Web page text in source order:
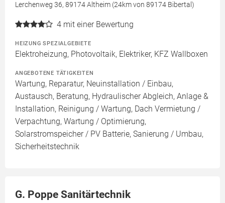
Lerchenweg 36, 89174 Altheim (24km von 89174 Bibertal)
4 mit einer Bewertung
HEIZUNG SPEZIALGEBIETE
Elektroheizung, Photovoltaik, Elektriker, KFZ Wallboxen
ANGEBOTENE TÄTIGKEITEN
Wartung, Reparatur, Neuinstallation / Einbau,
Austausch, Beratung, Hydraulischer Abgleich, Anlage &
Installation, Reinigung / Wartung, Dach Vermietung /
Verpachtung, Wartung / Optimierung,
Solarstromspeicher / PV Batterie, Sanierung / Umbau,
Sicherheitstechnik
G. Poppe Sanitärtechnik